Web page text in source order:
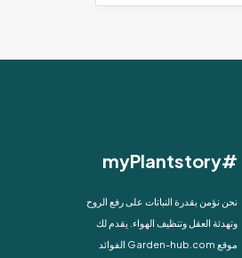
#myPlantstory
نحن نؤمن بقدرة النباتات على رفع الروح
وتهدئة العقل وتنظيف الهواء. يقدم لك
موقع Garden-hub.com الفوائد